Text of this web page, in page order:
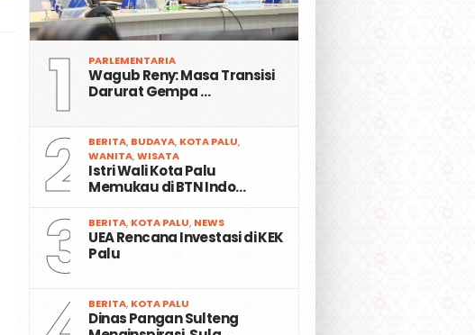
1 PARLEMENTARIA
Wagub Reny: Masa Transisi
Darurat Gempa …
2 BERITA, BUDAYA, KOTA PALU,
WANITA,WISATA
Istri Wali Kota Palu
Memukau di BTN Indo…
3 BERITA, KOTA PALU, NEWS
UEA Rencana Investasi di KEK
Palu
BERITA, KOTA PALU
Dinas Pangan Sulteng